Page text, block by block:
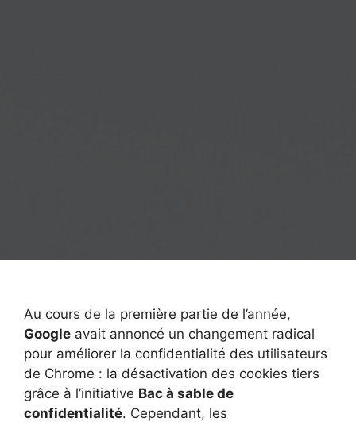
Au cours de la première partie de l’année,
Google avait annoncé un changement radical
pour améliorer la confidentialité des utilisateurs
de Chrome : la désactivation des cookies tiers
grâce à l’initiative Bac à sable de
confidentialité. Cependant, les